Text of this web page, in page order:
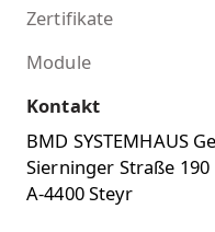
Zertifikate
Module
Kontakt
BMD SYSTEMHAUS
Sierninger Straße 190
A-4400 Steyr